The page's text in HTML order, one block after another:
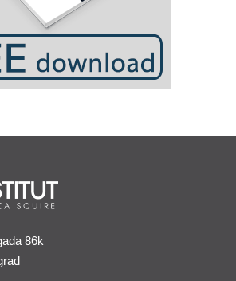
86k